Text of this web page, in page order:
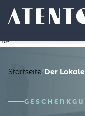
%>
Startseite/Der